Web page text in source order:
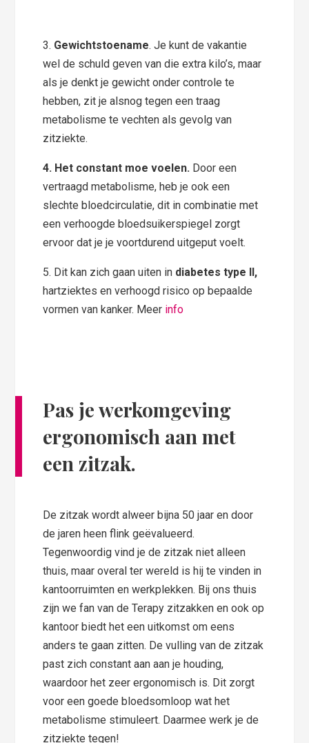
3. Gewichtstoename. Je kunt de vakantie
wel de schuld geven van die extra kilo’s, maar
als je denkt je gewicht onder controle te
hebben, zit je alsnog tegen een traag
metabolisme te vechten als gevolg van
zitziekte.
4. Het constant moe voelen. Door een
vertraagd metabolisme, heb je ook een
slechte bloedcirculatie, dit in combinatie met
een verhoogde bloedsuikerspiegel zorgt
ervoor dat je je voortdurend uitgeput voelt.
5. Dit kan zich gaan uiten in diabetes type II,
hartziektes en verhoogd risico op bepaalde
vormen van kanker. Meer info
Pas je werkomgeving
ergonomisch aan met
een zitzak.
De zitzak wordt alweer bijna 50 jaar en door
de jaren heen flink geëvalueerd.
Tegenwoordig vind je de zitzak niet alleen
thuis, maar overal ter wereld is hij te vinden in
kantoorruimten en werkplekken. Bij ons thuis
zijn we fan van de Terapy zitzakken en ook op
kantoor biedt het een uitkomst om eens
anders te gaan zitten. De vulling van de zitzak
past zich constant aan aan je houding,
waardoor het zeer ergonomisch is. Dit zorgt
voor een goede bloedsomloop wat het
metabolisme stimuleert. Daarmee werk je de
zitziekte tegen!